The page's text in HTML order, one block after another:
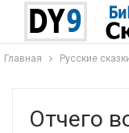
Главная Русские
Отчего